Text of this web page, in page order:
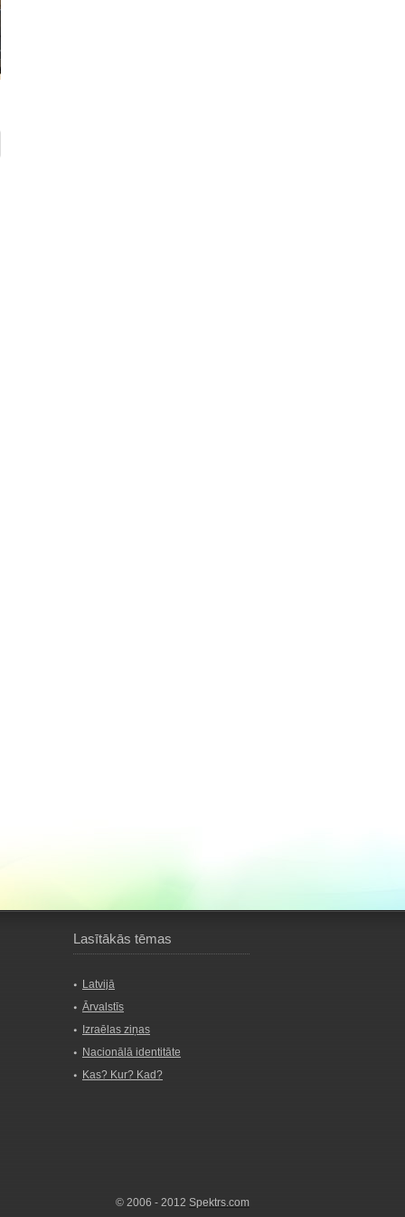
Lasītākās tēmas
Latvijā
Ārvalstīs
Izraēlas ziņas
Nacionālā identitāte
Kas? Kur? Kad?
© 2006 - 2012 Spektrs.com